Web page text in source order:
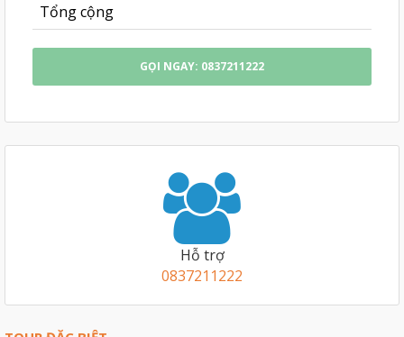
Tổng cộng
GỌI NGAY: 0837211222
Hỗ trợ
0837211222